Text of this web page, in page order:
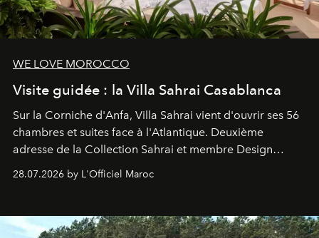
WE LOVE MOROCCO
Visite guidée : la Villa Sahrai Casablanca
Sur la Corniche d'Anfa, Villa Sahrai vient d'ouvrir ses 56
chambres et suites face à l'Atlantique. Deuxième
adresse de la Collection Sahrai et membre Design
Hotels, ce boutique-hôtel cinq étoiles signé Christophe
Pillet promet un lieu de vie complet. On y a déjeuné…
28.07.2026 by L'Officiel Maroc